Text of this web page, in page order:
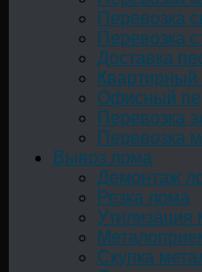
Перевозка
Перевозка
Доставка
Квартирный
Офисный
Перевозка
Перевозка
Вывоз лома
Демонтаж
Резка лома
Утилизация
Скупка